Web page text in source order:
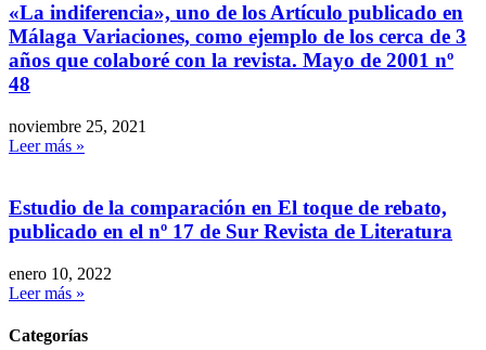
«La indiferencia», uno de los Artículo publicado en
Málaga Variaciones, como ejemplo de los cerca de 3
años que colaboré con la revista. Mayo de 2001 nº
48
noviembre 25, 2021
Leer más »
Estudio de la comparación en El toque de rebato,
publicado en el nº 17 de Sur Revista de Literatura
enero 10, 2022
Leer más »
Categorías